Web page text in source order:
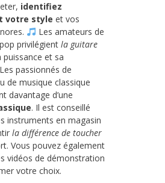
identifiez
votre style et vos
Les amateurs de
privilégient la guitare
puissance et sa
passionnés de
de musique classique
davantage d’une
. Il est conseillé
instruments en magasin
la différence de toucher
Vous pouvez également
vidéos de démonstration
votre choix.